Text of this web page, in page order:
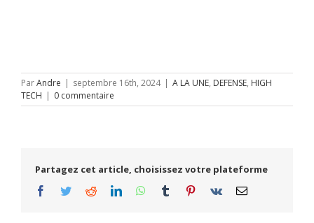
ParAndre | septembre 16th, 2024 | A LA UNE, DEFENSE, HIGH
TECH | 0 commentaire
Partagez cet article, choisissez votre plateforme
Facebook
TwitterRedditLinkedInWhatsApp
Tumblr Pinterest
Vk Email